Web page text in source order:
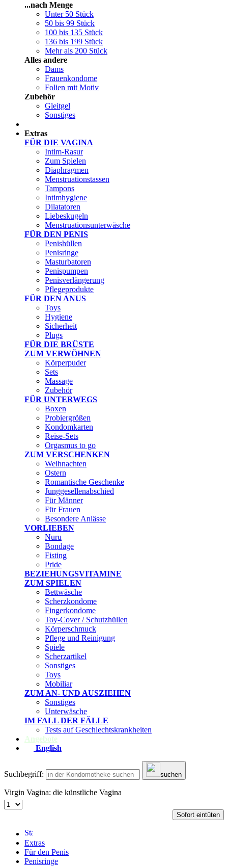
...nach Menge
Unter 50 Stück
50 bis 99 Stück
100 bis 135 Stück
136 bis 199 Stück
Mehr als 200 Stück
Alles andere
Dams
Frauenkondome
Folien mit Motiv
Zubehör
Gleitgel
Sonstiges
Extras
FÜR DIE VAGINA
Intim-Rasur
Zum Spielen
Diaphragmen
Menstruationstassen
Tampons
Intimhygiene
Dilatatoren
Liebeskugeln
Menstruationsunterwäsche
FÜR DEN PENIS
Penishüllen
Penisringe
Masturbatoren
Penispumpen
Penisverlängerung
Pflegeprodukte
FÜR DEN ANUS
Toys
Hygiene
Sicherheit
Plugs
FÜR DIE BRÜSTE
ZUM VERWÖHNEN
Körperpuder
Sets
Massage
Zubehör
FÜR UNTERWEGS
Boxen
Probiergrößen
Kondomkarten
Reise-Sets
Orgasmus to go
ZUM VERSCHENKEN
Weihnachten
Ostern
Romantische Geschenke
Junggesellenabschied
Für Männer
Für Frauen
Besondere Anlässe
VORLIEBEN
Nuru
Bondage
Fisting
Pride
BEZIEHUNGSVITAMINE
ZUM SPIELEN
Bettwäsche
Scherzkondome
Fingerkondome
Toy-Cover / Schutzhüllen
Körperschmuck
Pflege und Reinigung
Spiele
Scherzartikel
Sonstiges
Toys
Mobiliar
ZUM AN- UND AUSZIEHEN
Sonstiges
Unterwäsche
IM FALL DER FÄLLE
Tests auf Geschlechtskrankheiten
Angebote
English
Suchbegriff: suchen
Virgin Vagina: die künstliche Vagina
Sofort eintüten
Extras
Für den Penis
Penisringe